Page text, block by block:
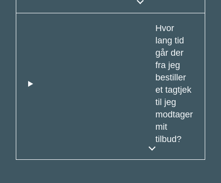
Hvor
lang tid
går der
fra jeg
bestiller
et tagtjek
til jeg
modtager
mit
tilbud?